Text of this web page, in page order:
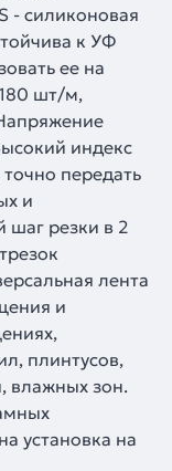
- силиконовая
к УФ
ее на
шт/м,
индекс
передать
и
резки в 2
лента
и
плинтусов,
влажных зон.
установка на